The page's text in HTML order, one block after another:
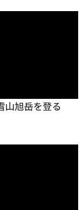
山旭岳を登る